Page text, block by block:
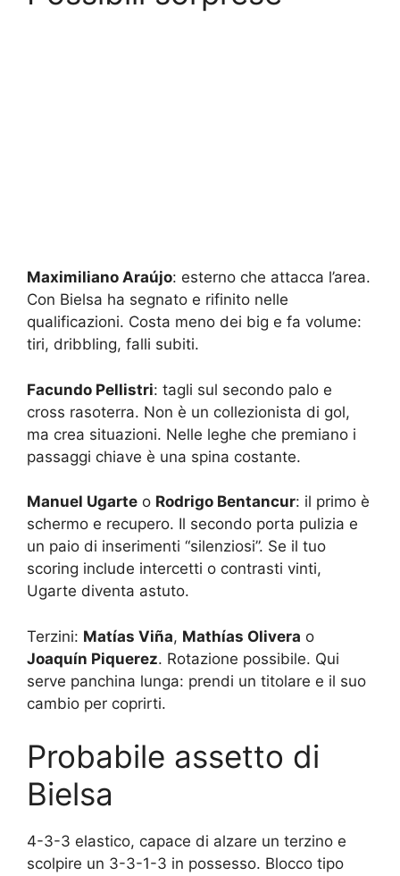
Maximiliano Araújo: esterno che attacca l’area.
Con Bielsa ha segnato e rifinito nelle
qualificazioni. Costa meno dei big e fa volume:
tiri, dribbling, falli subiti.
Facundo Pellistri: tagli sul secondo palo e
cross rasoterra. Non è un collezionista di gol,
ma crea situazioni. Nelle leghe che premiano i
passaggi chiave è una spina costante.
Manuel Ugarte o Rodrigo Bentancur: il primo è
schermo e recupero. Il secondo porta pulizia e
un paio di inserimenti “silenziosi”. Se il tuo
scoring include intercetti o contrasti vinti,
Ugarte diventa astuto.
Terzini: Matías Viña, Mathías Olivera o
Joaquín Piquerez. Rotazione possibile. Qui
serve panchina lunga: prendi un titolare e il suo
cambio per coprirti.
Probabile assetto di
Bielsa
4-3-3 elastico, capace di alzare un terzino e
scolpire un 3-3-1-3 in possesso. Blocco tipo